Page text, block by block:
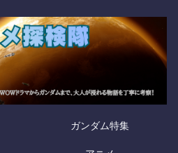
ガンダム特集